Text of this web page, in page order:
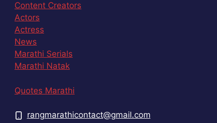
Content Creators
Actors
Actress
News
Marathi Serials
Marathi Natak
Quotes Marathi
rangmarathicontact@gmail.com